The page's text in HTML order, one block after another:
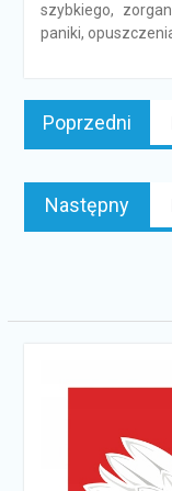
szybkiego,
paniki,
Nawigacja
wpisu
Poprzedni
Następny